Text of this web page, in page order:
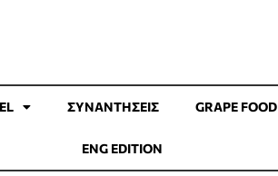
ΣΥΝΑΝΤΉΣΕΙΣ GRAPE FOOD
ENG EDITION